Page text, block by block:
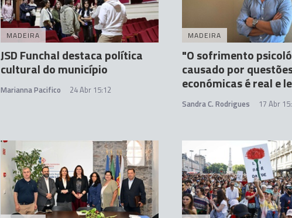
MADEIRA
JSD Funchal destaca política
cultural do município
Marianna Pacifico 24 Abr 15:12
MADEIRA
"O sofrimento
causado por
económicas é real e
Sandra C. Rodrigues 17 Abr